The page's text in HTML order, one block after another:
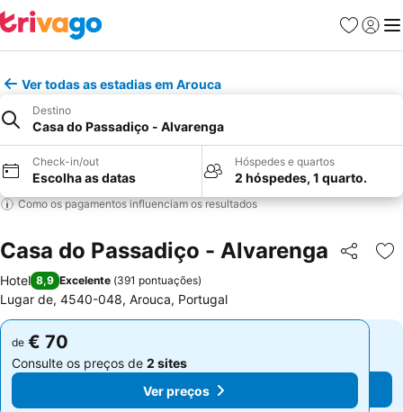
Favoritos
Iniciar
Ver todas as estadias em Arouca
Destino
Casa do Passadiço - Alvarenga
Check-in/out
Escolha as datas
Hóspedes e quartos
2 hóspedes, 1 quarto.
Como os pagamentos influenciam os resultados
Casa do Passadiço - Alvarenga Partilhar
Hotel 8,9 Excelente (391 pontuações)
Lugar de, 4540-048, Arouca, Portugal
de € 70
Consulte os preços de 2 sites
Ver preços
de € 70
Consulte os preços de 2 sites
Ver preços